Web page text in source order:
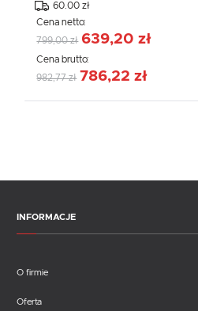
60.00 zł
Cena netto:
799,00 zł 639,20 zł
Cena brutto:
982,77 zł 786,22 zł
INFORMACJE
O firmie
Oferta